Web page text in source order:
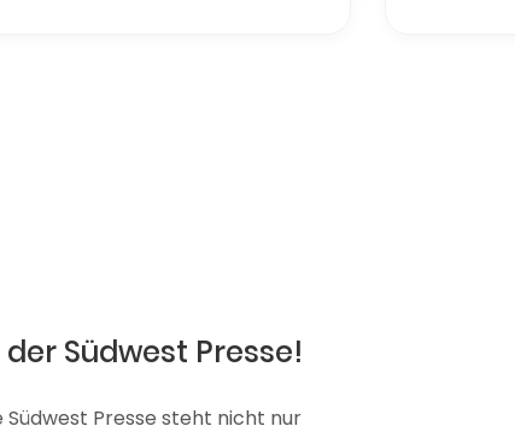
Südwest Presse!
Südwest Presse steht nicht nur